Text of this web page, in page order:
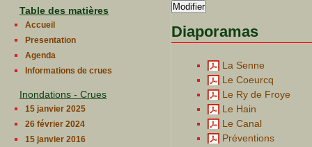
Table des matières
Accueil
Presentation
Agenda
Informations de crues
Inondations - Crues
15 janvier 2025
26 février 2024
15 janvier 2016
Modifier
Diaporamas
La Senne
Le Coeurcq
Le Ry de Froye
Le Hain
Le Canal
Préventions